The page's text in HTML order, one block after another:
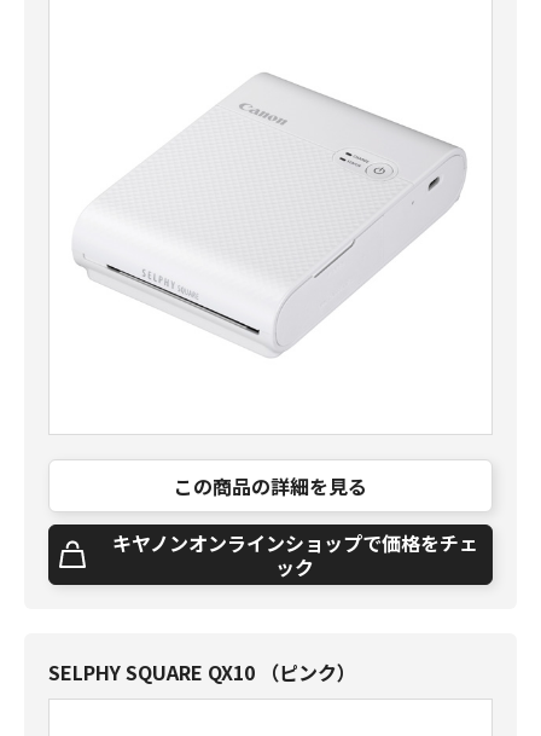
この商品の詳細を見る
キヤノンオンラインショップで価格をチェ
ック
SELPHY SQUARE QX10 （ピンク）